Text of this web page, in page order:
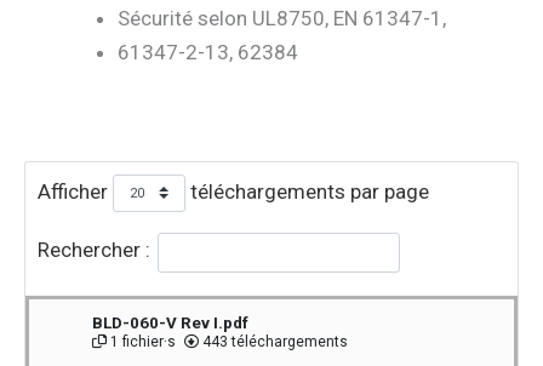
Sécurité selon UL8750, EN 61347-1,
61347-2-13, 62384
Afficher téléchargements par page
Rechercher :
BLD-060-V Rev I.pdf
1 fichier·s 443 téléchargements